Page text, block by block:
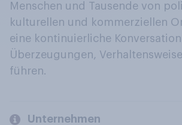
Menschen und Tausende von
kulturellen und kommerziellen
eine kontinuierliche
Überzeugungen,
führen.
Unternehmen